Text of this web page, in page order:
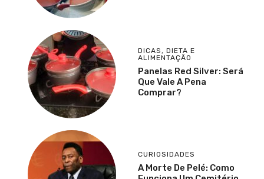
DICAS, DIETA E
ALIMENTAÇÃO
Panelas Red Silver: Será
Que Vale A Pena
Comprar?
CURIOSIDADES
A Morte De Pelé: Como